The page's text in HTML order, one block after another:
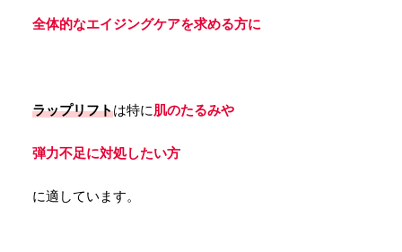
全体的なエイジングケアを求める方に
ラップリフトは特に肌のたるみや
弾力不足に対処したい方
に適しています。